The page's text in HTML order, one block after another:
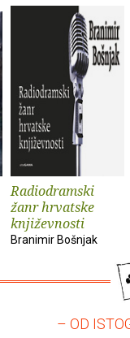
Radiodramski
žanr hrvatske
književnosti
Branimir Bošnjak
– OD